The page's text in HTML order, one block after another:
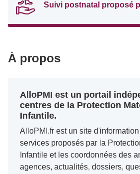
Suivi postnatal proposé
À propos
AlloPMI est un portail
centres de la Protection
Infantile.
AlloPMI.fr est un site
services proposés par la
Infantile et les coordonnées des
agences, actualités, dossiers,